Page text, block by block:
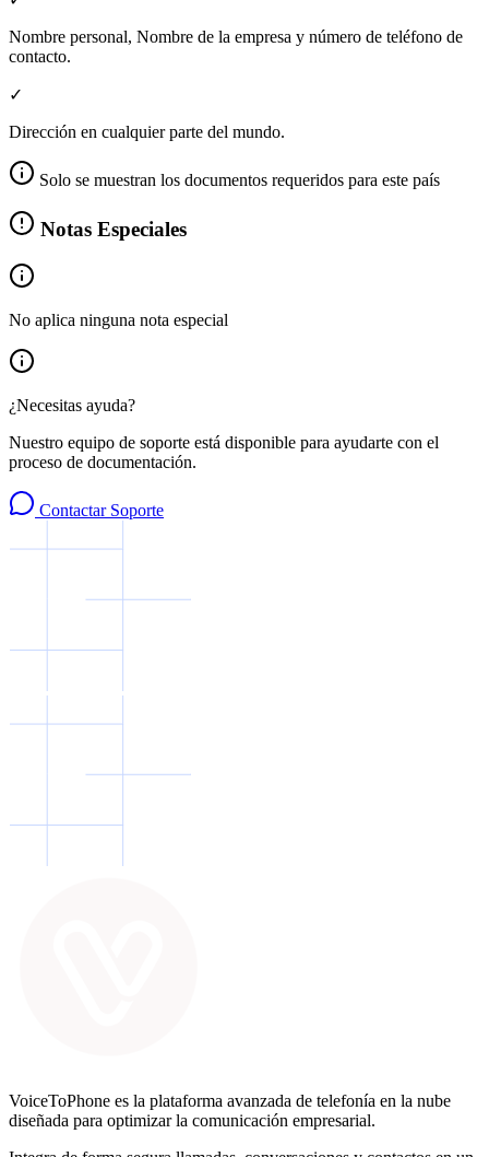
Nombre personal, Nombre de la empresa y número de teléfono de
contacto.
✓
Dirección en cualquier parte del mundo.
Solo se muestran los documentos requeridos para este país
Notas Especiales
No aplica ninguna nota especial
¿Necesitas ayuda?
Nuestro equipo de soporte está disponible para ayudarte con el
proceso de documentación.
Contactar Soporte
VoiceToPhone es la plataforma avanzada de telefonía en la nube
diseñada para optimizar la comunicación empresarial.